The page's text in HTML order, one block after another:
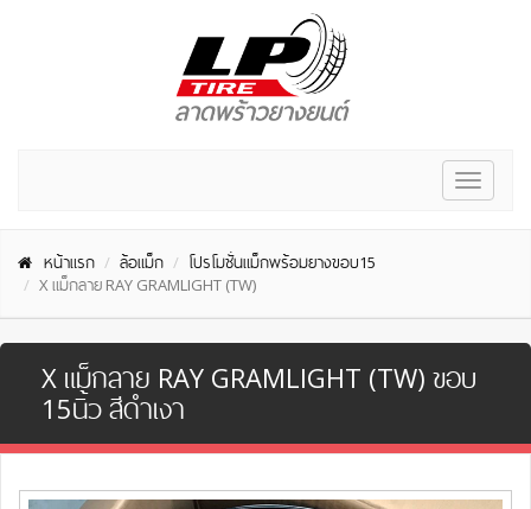
Toggle
หน้าแรก ล้อแม็ก
โปรโมชั่นแม็กพร้อมยางขอบ15
X แม็กลาย RAY GRAMLIGHT (TW)
X แม็กลาย RAY GRAMLIGHT (TW) ขอบ
15นิ้ว สีดำเงา